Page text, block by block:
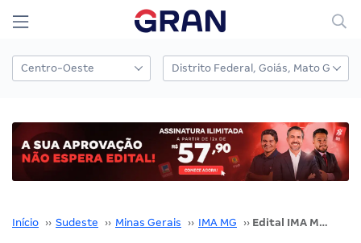
Início ›› Sudeste ›› Minas Gerais ›› IMA MG ›› Edital IMA MG: SAIU! 132 vagas com iniciais de R$ 3,2 mil; VEJA!